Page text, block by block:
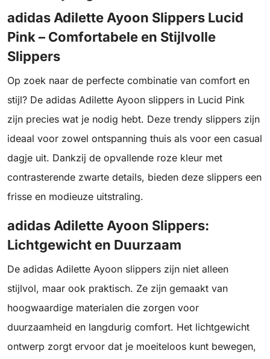
adidas Adilette Ayoon Slippers Lucid
Pink – Comfortabele en Stijlvolle
Slippers
Op zoek naar de perfecte combinatie van comfort en
stijl? De adidas Adilette Ayoon slippers in Lucid Pink
zijn precies wat je nodig hebt. Deze trendy slippers zijn
ideaal voor zowel ontspanning thuis als voor een casual
dagje uit. Dankzij de opvallende roze kleur met
contrasterende zwarte details, bieden deze slippers een
frisse en modieuze uitstraling.
adidas Adilette Ayoon Slippers:
Lichtgewicht en Duurzaam
De adidas Adilette Ayoon slippers zijn niet alleen
stijlvol, maar ook praktisch. Ze zijn gemaakt van
hoogwaardige materialen die zorgen voor
duurzaamheid en langdurig comfort. Het lichtgewicht
ontwerp zorgt ervoor dat je moeiteloos kunt bewegen,